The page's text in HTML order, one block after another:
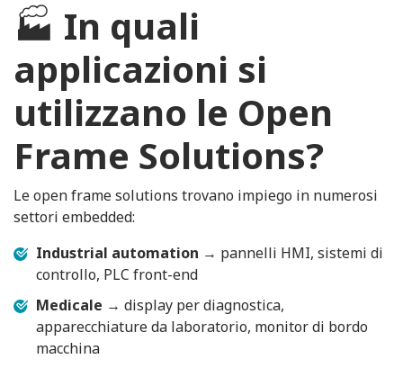
🏭 In quali
applicazioni si
utilizzano le Open
Frame Solutions?
Le open frame solutions trovano impiego in numerosi
settori embedded:
Industrial automation → pannelli HMI, sistemi di
controllo, PLC front-end
Medicale → display per diagnostica,
apparecchiature da laboratorio, monitor di bordo
macchina